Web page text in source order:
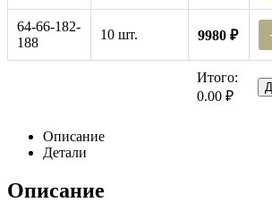
64-66-182-
188
10 шт. 9980 ₽
Итого:
0.00 ₽
Описание
Детали
Описание